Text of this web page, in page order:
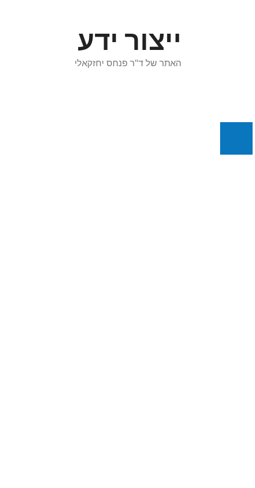
ייצור ידע
האתר של ד"ר פנחס יחזקאלי